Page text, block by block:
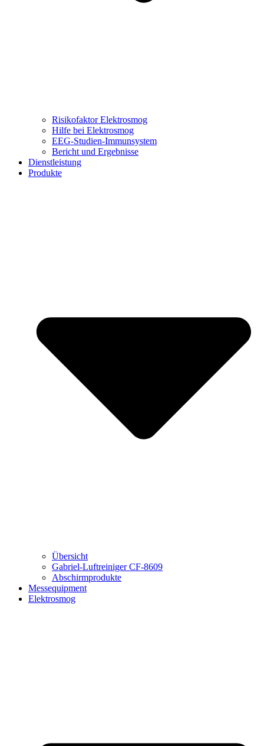
Risikofaktor Elektrosmog
Hilfe bei Elektrosmog
EEG-Studien-Immunsystem
Bericht und Ergebnisse
Dienstleistung
Produkte
Übersicht
Gabriel-Luftreiniger CF-8609
Abschirmprodukte
Messequipment
Elektrosmog